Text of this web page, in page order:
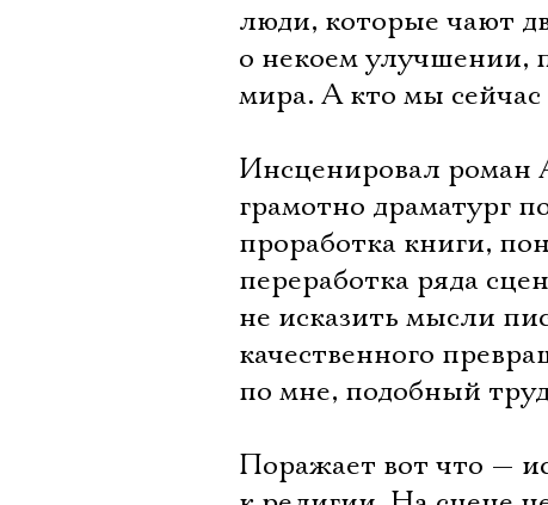
люди, которые чают
о некоем улучшении,
мира. А кто мы
Инсценировал роман
грамотно драматург
проработка книги,
переработка ряда
не исказить мысли
качественного
по мне, подобный
Поражает вот что —